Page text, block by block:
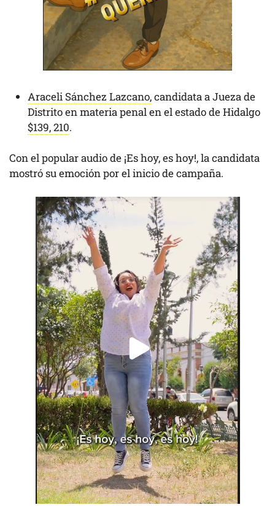
Araceli Sánchez Lazcano,candidata a Jueza de
Distrito en materia penal en el estado de Hidalgo
$139, 210.
Con el popular audio de ¡Es hoy, es hoy!, la candidata
mostró su emoción por el inicio de campaña.